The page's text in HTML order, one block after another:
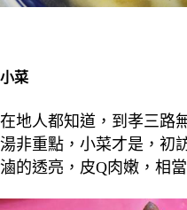
小菜
在地人都知道，到孝三路
湯非重點，小菜才是，初
滷的透亮，皮Q肉嫩，相當